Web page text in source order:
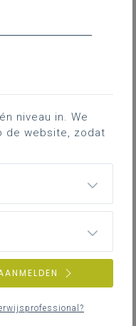
pakketten
onderwijs
-
spijbelaars
leerachterstand
- Evolutie
-
schorsingen
-
niveau in. We
de website, zodat